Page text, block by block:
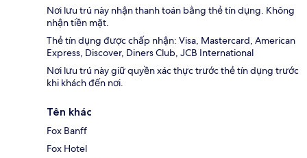
Nơi lưu trú này nhận thanh toán bằng thẻ tín dụng. Không
nhận tiền mặt.
Thẻ tín dụng được chấp nhận: Visa, Mastercard, American
Express, Discover, Diners Club, JCB International
Nơi lưu trú này giữ quyền xác thực trước thẻ tín dụng trước
khi khách đến nơi.
Tên khác
Fox Banff
Fox Hotel